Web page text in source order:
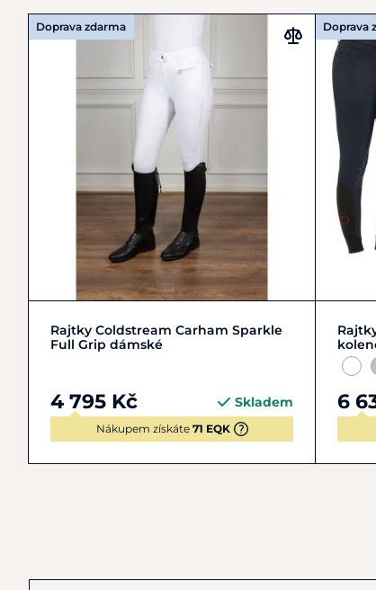
Doprava zdarma
M/38 S/36 XS/34
Rajtky Coldstream Carham Sparkle
Full Grip dámské
4 795 Kč Skladem
Nákupem získáte 71 EQK
Doprava
6